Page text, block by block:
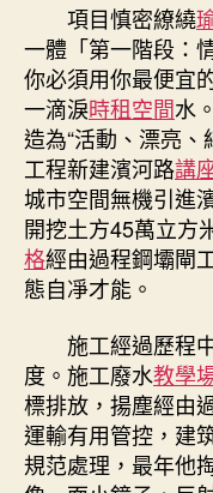
項目慎密繚繞
一體「第一階段：
你必須用你最便宜
一滴淚時租空間水
造為“活動、漂亮、
工程新建濱河路講
城市空間無機引進
開挖土方45萬立方
格經由過程鋼壩閘
態自凈才能。
施工經過歷程
度。施工廢水教學
標排放，揚塵經由
運輸有用管控，建
規范處理，最年他